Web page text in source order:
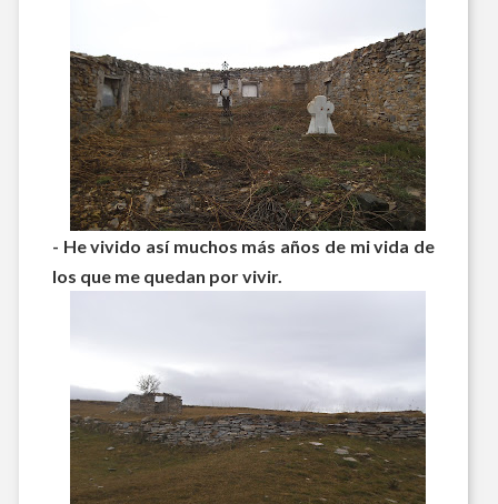
- He vivido así muchos más años de mi vida de
los que me quedan por vivir.